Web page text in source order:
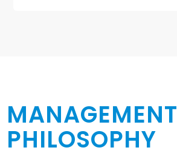
MANAGEMENT
PHILOSOPHY